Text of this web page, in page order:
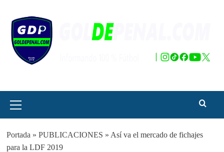
contenido
principal
Portada » PUBLICACIONES » Así va el mercado de fichajes
para la LDF 2019